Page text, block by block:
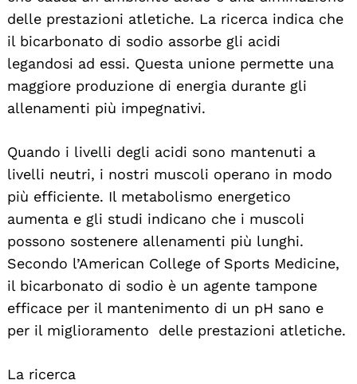
delle prestazioni atletiche. La ricerca indica che
il bicarbonato di sodio assorbe gli acidi
legandosi ad essi. Questa unione permette una
maggiore produzione di energia durante gli
allenamenti più impegnativi.
Quando i livelli degli acidi sono mantenuti a
livelli neutri, i nostri muscoli operano in modo
più efficiente. Il metabolismo energetico
aumenta e gli studi indicano che i muscoli
possono sostenere allenamenti più lunghi.
Secondo l’American College of Sports Medicine,
il bicarbonato di sodio è un agente tampone
efficace per il mantenimento di un pH sano e
per il miglioramento delle prestazioni atletiche.
La ricerca